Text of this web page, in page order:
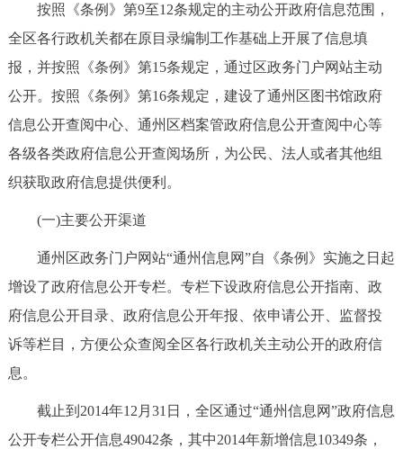
按照《条例》第9至12条规定的主动公开政府信息范围，
全区各行政机关都在原目录编制工作基础上开展了信息填
报，并按照《条例》第15条规定，通过区政务门户网站主动
公开。按照《条例》第16条规定，建设了通州区图书馆政府
信息公开查阅中心、通州区档案管政府信息公开查阅中心等
各级各类政府信息公开查阅场所，为公民、法人或者其他组
织获取政府信息提供便利。
(一)主要公开渠道
通州区政务门户网站“通州信息网”自《条例》实施之日起
增设了政府信息公开专栏。专栏下设政府信息公开指南、政
府信息公开目录、政府信息公开年报、依申请公开、监督投
诉等栏目，方便公众查阅全区各行政机关主动公开的政府信
息。
截止到2014年12月31日，全区通过“通州信息网”政府信息
公开专栏公开信息49042条，其中2014年新增信息10349条，